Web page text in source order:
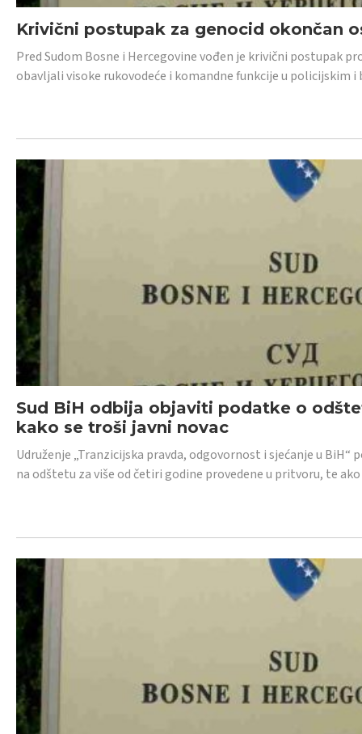
Krivični postupak za genocid okončan
Pred Sudom Bosne i Hercegovine vođen je krivični postupak
obavljali visoke rukovodeće i komandne funkcije u policijskim
Sud BiH odbija objaviti podatke o
kako se troši javni novac
Udruženje „Tranzicijska pravda, odgovornost i sjećanje u
na odštetu za više od četiri godine provedene u pritvoru, te